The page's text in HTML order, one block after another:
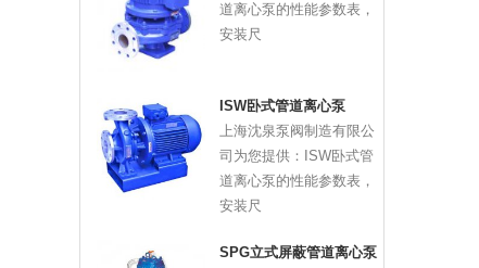
道离心泵的性能参数表，
安装尺
ISW卧式管道离心泵
上海沈泉泵阀制造有限公
司为您提供：ISW卧式管
道离心泵的性能参数表，
安装尺
SPG立式屏蔽管道离心泵